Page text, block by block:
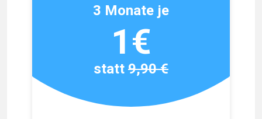
3 Monate je
1€
statt9,90 €